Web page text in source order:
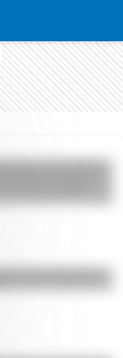
para el 17 de agosto:
fue la infancia de